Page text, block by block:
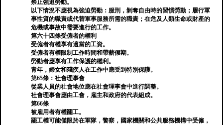
禁止強迫勞動。
以下情況不應視為強迫勞動：服刑，剝奪自由時的習慣勞動；履行軍
事性質的職責或代替軍事服務所需的職責；在危及人類生命或財產的
危機或事故中需要進行的工作。
第六十四條受僱者的權利
受僱者有權享有適當的工資。
受僱者有權限制工作時間和帶薪假期。
勞動者應享有工作保護的權利。
青年，婦女和殘疾人在工作中應受到特別保護。
第65條：社會理事會
從業人員的社會地位應在社會理事會中進行調整。
社會理事會應由工會，雇主和政府的代表組成。
第66條
被雇用者有權罷工。
罷工權可能僅限於在軍隊，警察，國家機關和公共服務機構中受僱，